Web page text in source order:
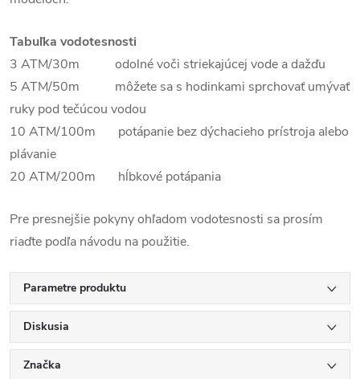
Tabuľka vodotesnosti
3 ATM/30m odolné voči striekajúcej vode a dažďu
5 ATM/50m môžete sa s hodinkami sprchovať umývať
ruky pod tečúcou vodou
10 ATM/100m potápanie bez dýchacieho prístroja alebo
plávanie
20 ATM/200m hĺbkové potápania
Pre presnejšie pokyny ohľadom vodotesnosti sa prosím
riaďte podľa návodu na použitie.
Parametre produktu
Diskusia
Značka